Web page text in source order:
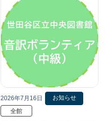
2026年7月16日
お知らせ
全館